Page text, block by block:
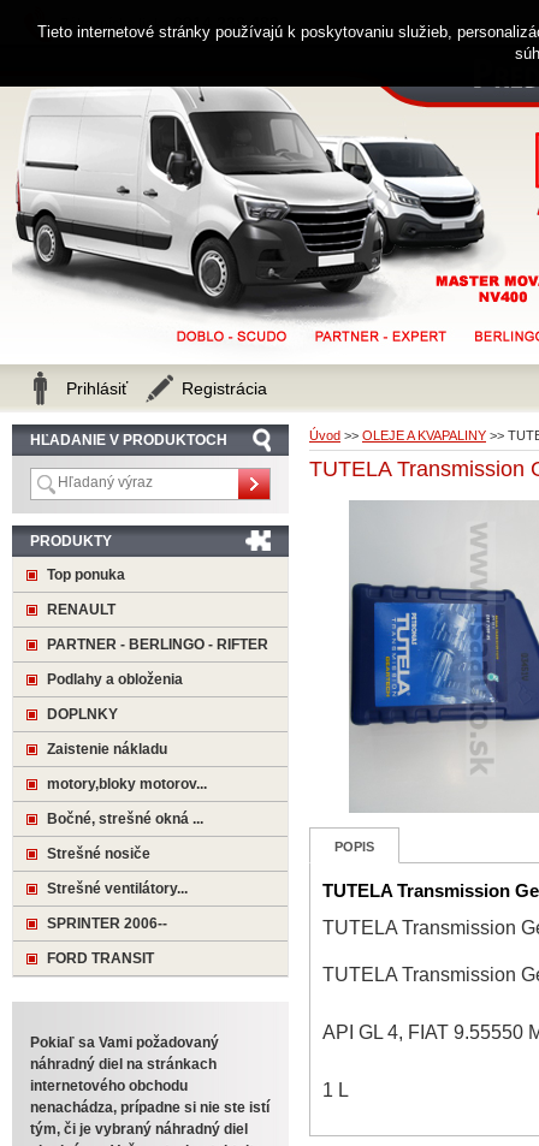
Úvod >> OLEJE A KVAPALINY >>
TUTELA Transmission
POPIS
TUTELA Transmission
TUTELA Transmission
TUTELA Transmission
API GL 4, FIAT 9.55550
1 L
HĽADANIE V PRODUKTOCH
PRODUKTY
Top ponuka
RENAULT
PARTNER - BERLINGO - RIFTER
Podlahy a obloženia
DOPLNKY
Zaistenie nákladu
motory,bloky motorov...
Bočné, strešné okná ...
Strešné nosiče
Strešné ventilátory...
SPRINTER 2006--
FORD TRANSIT
Pokiaľ sa Vami požadovaný
náhradný diel na stránkach
internetového obchodu
nenachádza, prípadne si nie ste istí
tým, či je vybraný náhradný diel
Zákaznícka linka 0914 238 482
Prihlásiť Registrácia
Tieto internetové stránky používajú k poskytovaniu služieb,